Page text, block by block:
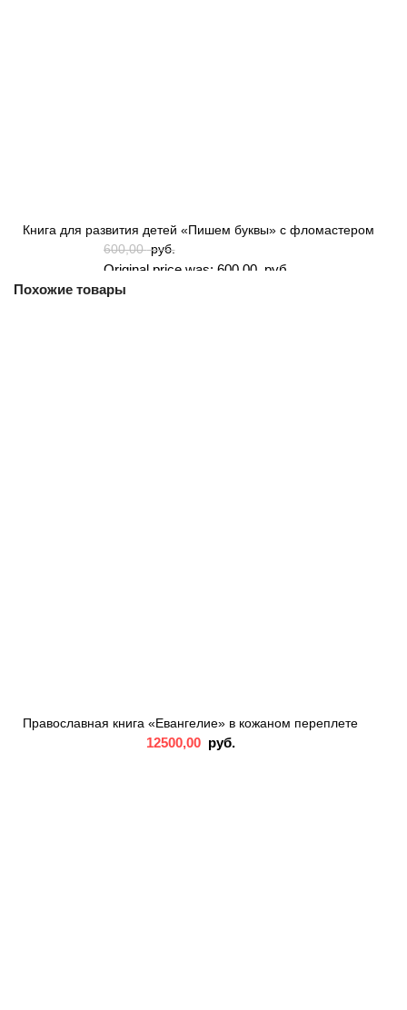
Книга для развития детей «Пишем буквы» с фломастером
600,00руб.
Original price was: 600,00 руб..
500,00
Похожие товары
Православная книга «Евангелие» в кожаном переплете
12500,00 руб.